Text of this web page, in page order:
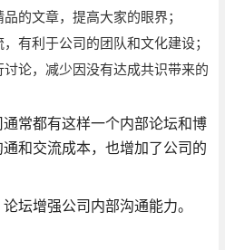
的文章，提高大家的眼界；
有利于公司的团队和文化建设；
论，减少因没有达成共识带来的
常都有这样一个内部论坛和博
和交流成本，也增加了公司的
坛增强公司内部沟通能力。